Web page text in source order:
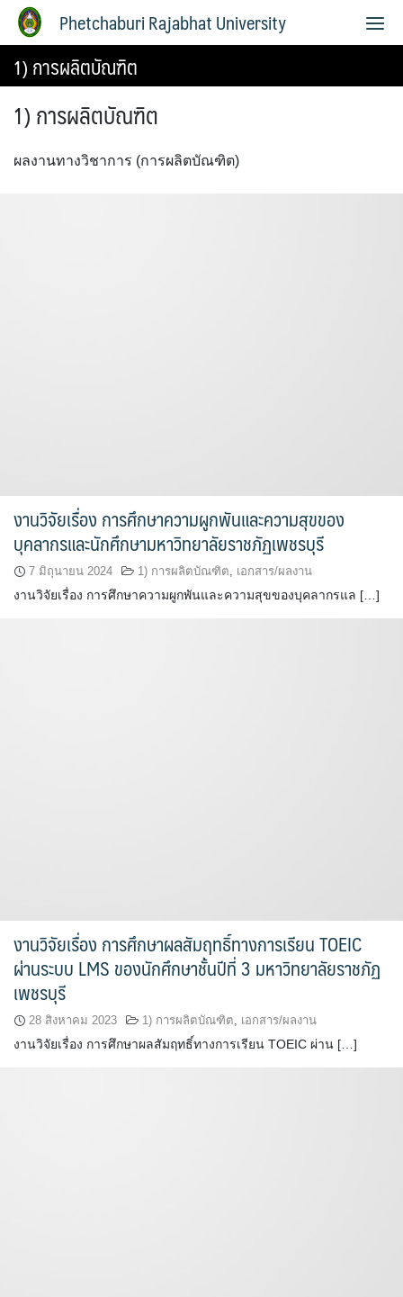
Phetchaburi Rajabhat University
1) การผลิตบัณฑิต
1) การผลิตบัณฑิต
ผลงานทางวิชาการ (การผลิตบัณฑิต)
งานวิจัยเรื่อง การศึกษาความผูกพันและความสุขของ
บุคลากรและนักศึกษามหาวิทยาลัยราชภัฏเพชรบุรี
7 มิถุนายน 2024 1) การผลิตบัณฑิต, เอกสาร/ผลงาน
งานวิจัยเรื่อง การศึกษาความผูกพันและความสุขของบุคลากรแล […]
งานวิจัยเรื่อง การศึกษาผลสัมฤทธิ์ทางการเรียน TOEIC
ผ่านระบบ LMS ของนักศึกษาชั้นปีที่ 3 มหาวิทยาลัยราชภัฏ
เพชรบุรี
28 สิงหาคม 2023 1) การผลิตบัณฑิต, เอกสาร/ผลงาน
งานวิจัยเรื่อง การศึกษาผลสัมฤทธิ์ทางการเรียน TOEIC ผ่าน […]